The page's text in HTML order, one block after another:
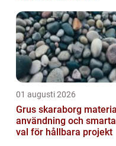
01 augusti 2026
Grus skaraborg material,
användning och smarta
val för hållbara projekt